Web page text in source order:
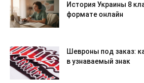
История Украины 8
формате онлайн
Шевроны под заказ:
в узнаваемый знак